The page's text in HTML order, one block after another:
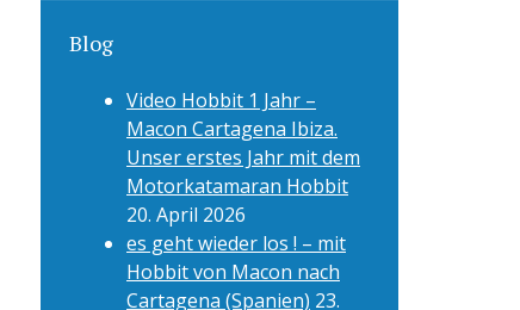
Blog
Video Hobbit 1 Jahr –
Macon Cartagena Ibiza.
Unser erstes Jahr mit dem
Motorkatamaran Hobbit
20. April 2026
es geht wieder los ! – mit
Hobbit von Macon nach
Cartagena (Spanien) 23.